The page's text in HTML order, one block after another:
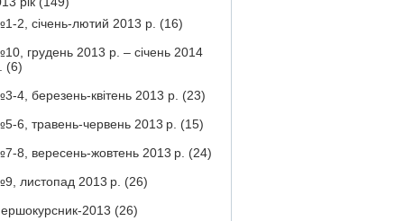
2, січень-лютий 2013 р. (16)
грудень 2013 р. – січень 2014
(6)
4, березень-квітень 2013 р. (23)
6, травень-червень 2013 р. (15)
8, вересень-жовтень 2013 р. (24)
листопад 2013 р. (26)
2013 (26)